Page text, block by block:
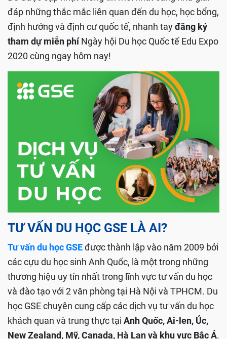
đáp những thắc mắc liên quan đến du học, học bổng,
định hướng và định cư quốc tế, nhanh tayđăng ký
tham dự miễn phíNgày hội Du học Quốc tế Edu Expo
2020 cùng ngay hôm nay!
TƯ VẤN DU HỌC GSE LÀ AI?
Tư vấn du học GSEđược thành lập vào năm 2009 bởi
các cựu du học sinh Anh Quốc, là một trong những
thương hiệu uy tín nhất trong lĩnh vực tư vấn du học
và đào tạo với 2 văn phòng tại Hà Nội và TPHCM. Du
học GSE chuyên cung cấp các dịch vụ tư vấn du học
khách quan và trung thực tại Anh Quốc, Ai-len, Úc,
New Zealand, Mỹ, Canada, Hà Lan và khu vực Bắc Á.